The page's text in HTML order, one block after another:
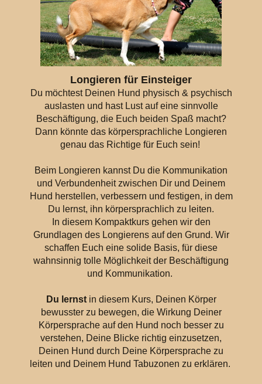
Longieren für Einsteiger
Du möchtest Deinen Hund physisch & psychisch
auslasten und hast Lust auf eine sinnvolle
Beschäftigung, die Euch beiden Spaß macht?
Dann könnte das körpersprachliche Longieren
genau das Richtige für Euch sein!
Beim Longieren kannst Du die Kommunikation
und Verbundenheit zwischen Dir und Deinem
Hund herstellen, verbessern und festigen, in dem
Du lernst, ihn körpersprachlich zu leiten.
In diesem Kompaktkurs gehen wir den
Grundlagen des Longierens auf den Grund. Wir
schaffen Euch eine solide Basis, für diese
wahnsinnig tolle Möglichkeit der Beschäftigung
und Kommunikation.
Du lernstin diesem Kurs, Deinen Körper
bewusster zu bewegen, die Wirkung Deiner
Körpersprache auf den Hund noch besser zu
verstehen, Deine Blicke richtig einzusetzen,
Deinen Hund durch Deine Körpersprache zu
leiten und Deinem Hund Tabuzonen zu erklären.